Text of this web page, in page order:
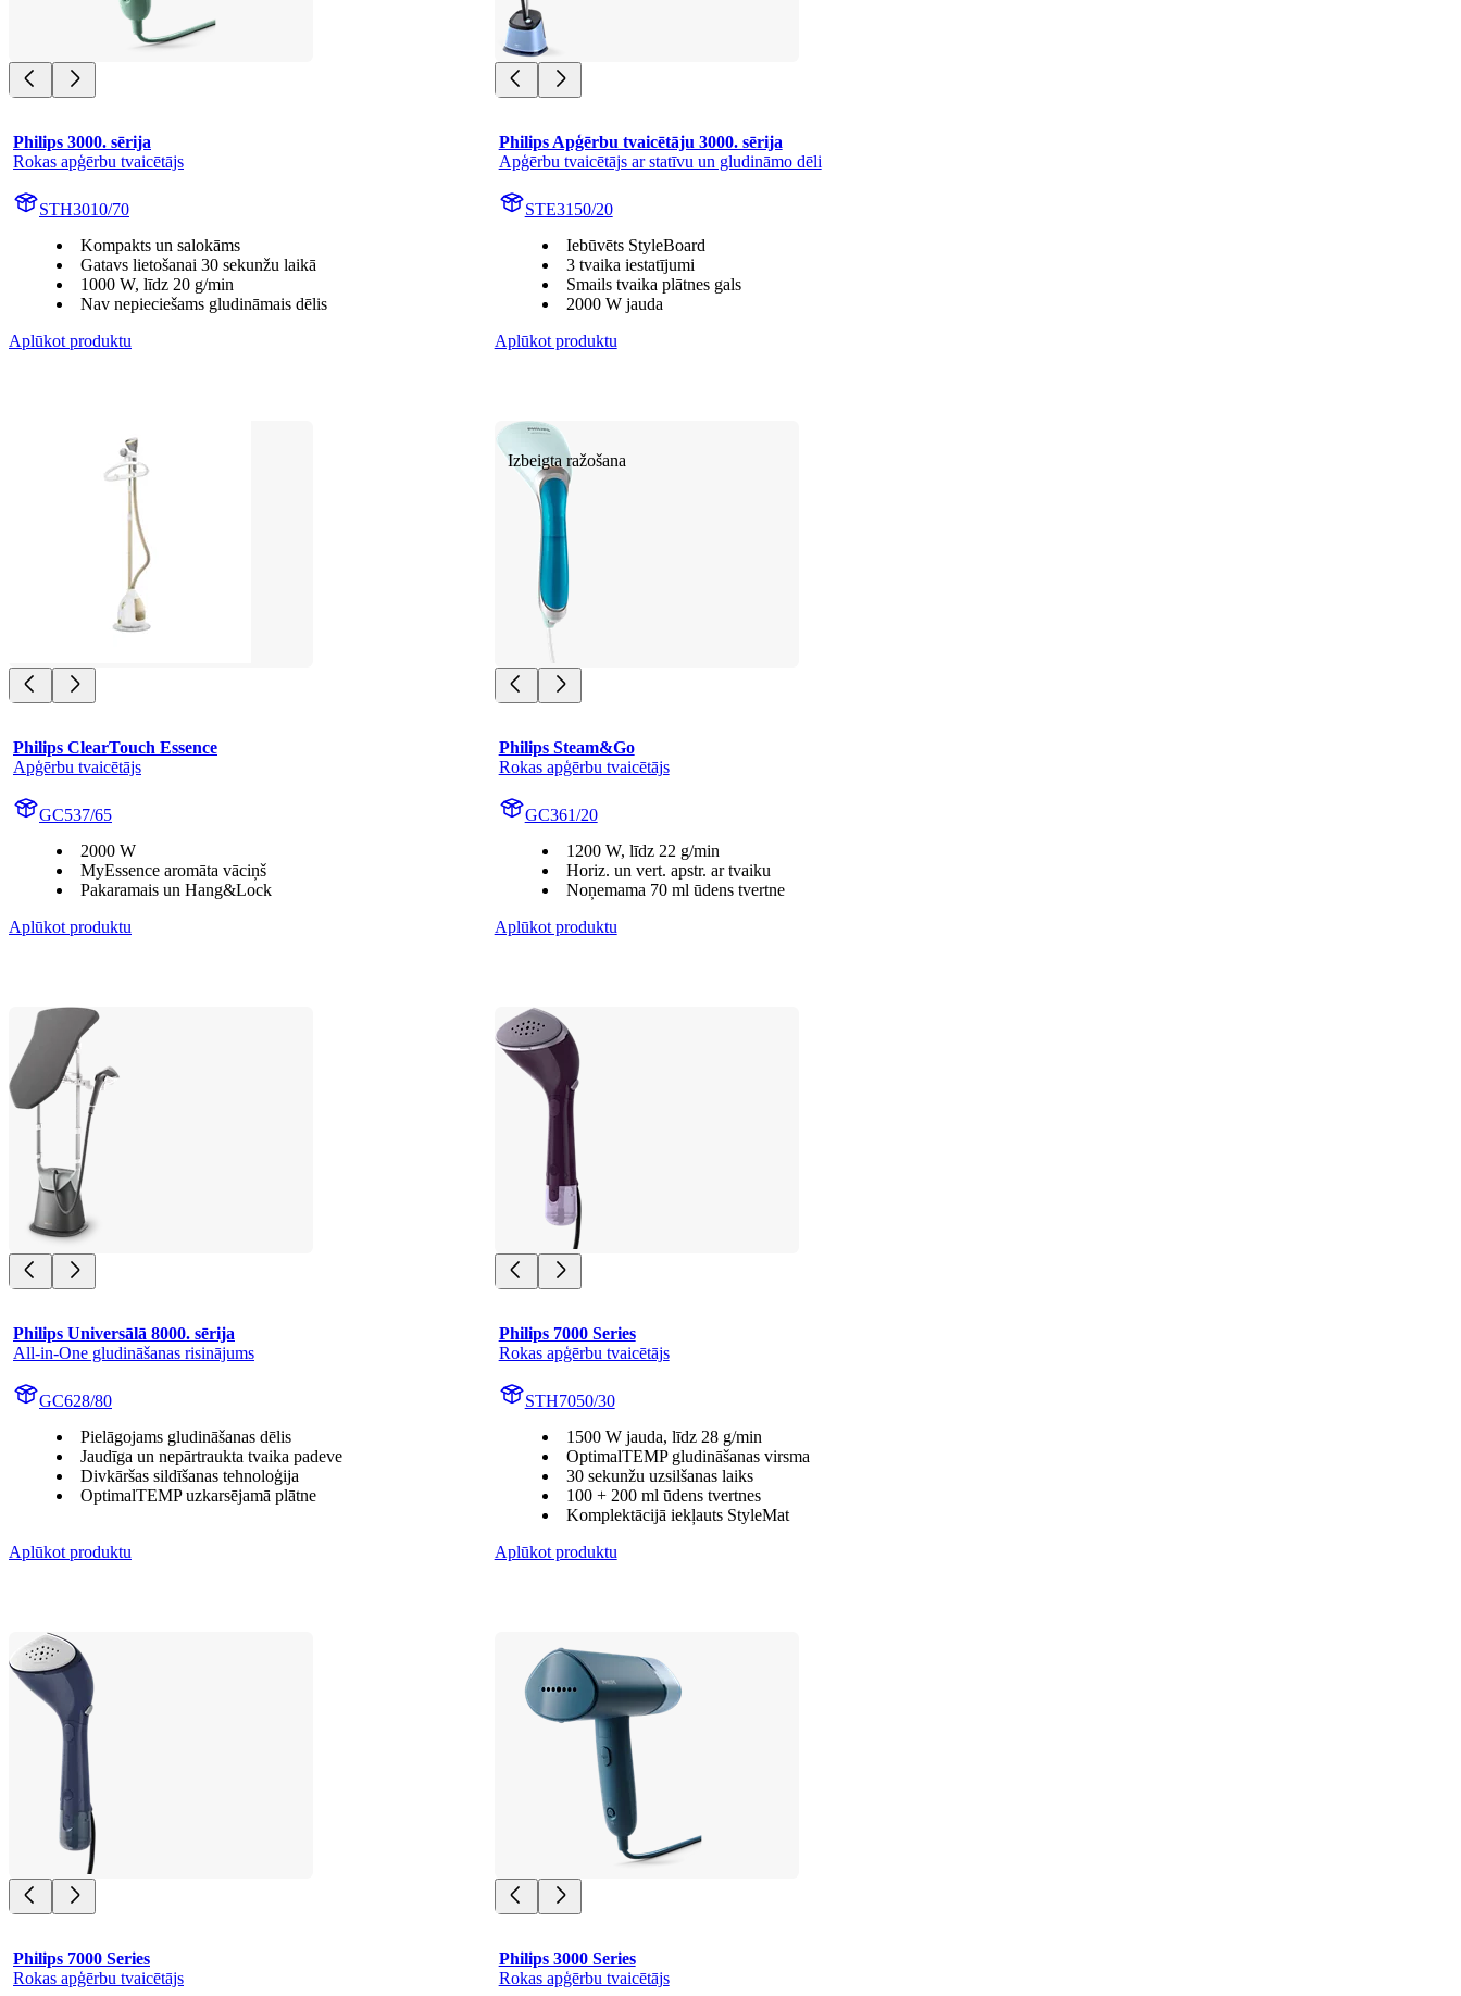
Philips 3000. sērija
Rokas apģērbu tvaicētājs
STH3010/70
Kompakts un salokāms
Gatavs lietošanai 30 sekunžu laikā
1000 W, līdz 20 g/min
Nav nepieciešams gludināmais dēlis
Aplūkot produktu
Philips Apģērbu tvaicētāju 3000. sērija
Apģērbu tvaicētājs ar statīvu un gludināmo dēli
STE3150/20
Iebūvēts StyleBoard
3 tvaika iestatījumi
Smails tvaika plātnes gals
2000 W jauda
Aplūkot produktu
Philips ClearTouch Essence
Apģērbu tvaicētājs
GC537/65
2000 W
MyEssence aromāta vāciņš
Pakaramais un Hang&Lock
Aplūkot produktu
Izbeigta ražošana
Philips Steam&Go
Rokas apģērbu tvaicētājs
GC361/20
1200 W, līdz 22 g/min
Horiz. un vert. apstr. ar tvaiku
Noņemama 70 ml ūdens tvertne
Aplūkot produktu
Philips Universālā 8000. sērija
All-in-One gludināšanas risinājums
GC628/80
Pielāgojams gludināšanas dēlis
Jaudīga un nepārtraukta tvaika padeve
Divkāršas sildīšanas tehnoloģija
OptimalTEMP uzkarsējamā plātne
Aplūkot produktu
Philips 7000 Series
Rokas apģērbu tvaicētājs
STH7050/30
1500 W jauda, līdz 28 g/min
OptimalTEMP gludināšanas virsma
30 sekunžu uzsilšanas laiks
100 + 200 ml ūdens tvertnes
Komplektācijā iekļauts StyleMat
Aplūkot produktu
Philips 7000 Series
Rokas apģērbu tvaicētājs
Philips 3000 Series
Rokas apģērbu tvaicētājs